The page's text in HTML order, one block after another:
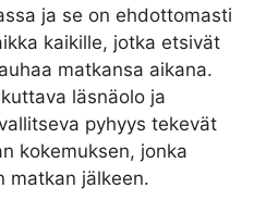
ja se on ehdottomasti
kaikille, jotka etsivät
matkansa aikana.
läsnäolo ja
pyhyys tekevät
kokemuksen, jonka
matkan jälkeen.